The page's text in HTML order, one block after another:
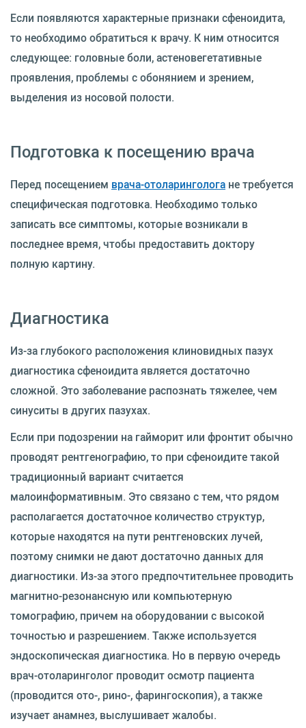
Если появляются характерные признаки сфеноидита,
то необходимо обратиться к врачу. К ним относится
следующее: головные боли, астеновегетативные
проявления, проблемы с обонянием и зрением,
выделения из носовой полости.
Подготовка к посещению врача
Перед посещением врача-отоларинголога не требуется
специфическая подготовка. Необходимо только
записать все симптомы, которые возникали в
последнее время, чтобы предоставить доктору
полную картину.
Диагностика
Из-за глубокого расположения клиновидных пазух
диагностика сфеноидита является достаточно
сложной. Это заболевание распознать тяжелее, чем
синуситы в других пазухах.
Если при подозрении на гайморит или фронтит обычно
проводят рентгенографию, то при сфеноидите такой
традиционный вариант считается
малоинформативным. Это связано с тем, что рядом
располагается достаточное количество структур,
которые находятся на пути рентгеновских лучей,
поэтому снимки не дают достаточно данных для
диагностики. Из-за этого предпочтительнее проводить
магнитно-резонансную или компьютерную
томографию, причем на оборудовании с высокой
точностью и разрешением. Также используется
эндоскопическая диагностика. Но в первую очередь
врач-отоларинголог проводит осмотр пациента
(проводится ото-, рино-, фарингоскопия), а также
изучает анамнез, выслушивает жалобы.